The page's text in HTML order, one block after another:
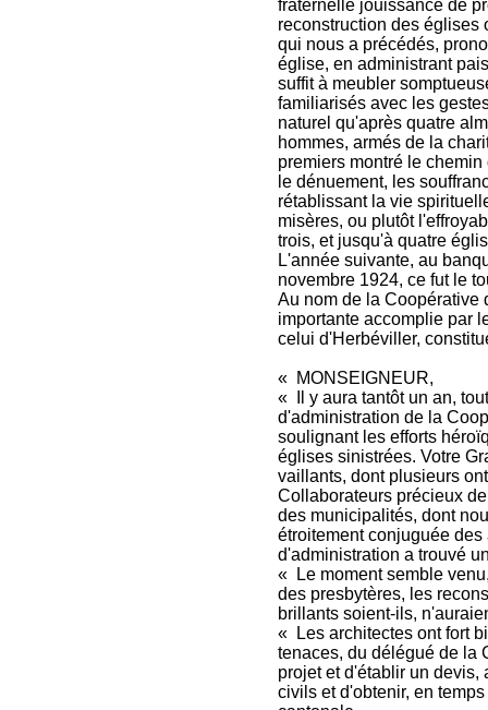
fraternelle jouissance de
reconstruction des églises
qui nous a précédés,
église, en administrant
suffit à meubler
familiarisés avec les
naturel qu'après quatre
hommes, armés de la
premiers montré le
le dénuement, les
rétablissant la vie
misères, ou plutôt
trois, et jusqu'à quatre
L'année suivante, au
novembre 1924, ce fut le
Au nom de la Coopérative
importante accomplie par
celui d'Herbéviller,
« MONSEIGNEUR,
« Il y aura tantôt un an,
d'administration de la
soulignant les efforts
églises sinistrées. Votre
vaillants, dont plusieurs
Collaborateurs précieux
des municipalités, dont
étroitement conjuguée
d'administration a trouvé
« Le moment semble
des presbytères, les
brillants soient-ils,
« Les architectes ont fort
tenaces, du délégué de la
projet et d'établir un devis,
civils et d'obtenir, en